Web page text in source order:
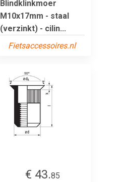
Blindklinkmoer
M10x17mm - staal
(verzinkt) - cilin...
Fietsaccessoires.nl
€ 43.85